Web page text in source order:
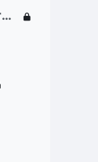
Módulo 5: Instalando programas